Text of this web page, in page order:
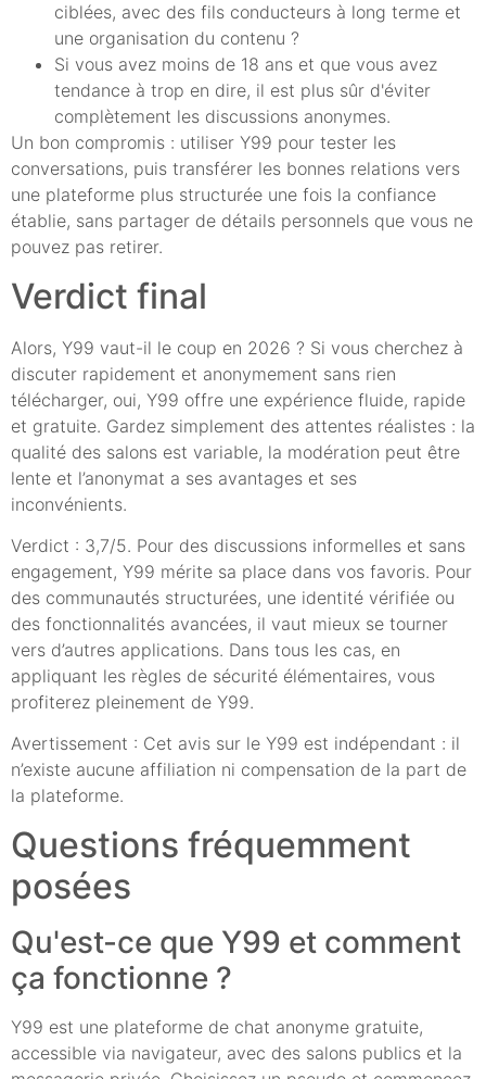
ciblées, avec des fils conducteurs à long terme et
une organisation du contenu ?
Si vous avez moins de 18 ans et que vous avez
tendance à trop en dire, il est plus sûr d'éviter
complètement les discussions anonymes.
Un bon compromis : utiliser Y99 pour tester les
conversations, puis transférer les bonnes relations vers
une plateforme plus structurée une fois la confiance
établie, sans partager de détails personnels que vous ne
pouvez pas retirer.
Verdict final
Alors, Y99 vaut-il le coup en 2026 ? Si vous cherchez à
discuter rapidement et anonymement sans rien
télécharger, oui, Y99 offre une expérience fluide, rapide
et gratuite. Gardez simplement des attentes réalistes : la
qualité des salons est variable, la modération peut être
lente et l’anonymat a ses avantages et ses
inconvénients.
Verdict : 3,7/5. Pour des discussions informelles et sans
engagement, Y99 mérite sa place dans vos favoris. Pour
des communautés structurées, une identité vérifiée ou
des fonctionnalités avancées, il vaut mieux se tourner
vers d’autres applications. Dans tous les cas, en
appliquant les règles de sécurité élémentaires, vous
profiterez pleinement de Y99.
Avertissement : Cet avis sur le Y99 est indépendant : il
n’existe aucune affiliation ni compensation de la part de
la plateforme.
Questions fréquemment
posées
Qu'est-ce que Y99 et comment
ça fonctionne ?
Y99 est une plateforme de chat anonyme gratuite,
accessible via navigateur, avec des salons publics et la